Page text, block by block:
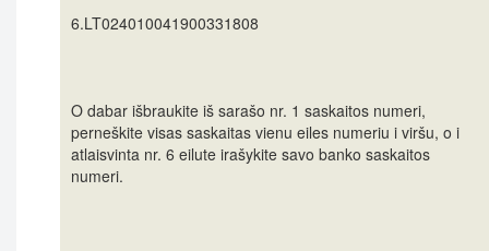
6.LT024010041900331808
O dabar išbraukite iš sarašo nr. 1 saskaitos numeri,
perneškite visas saskaitas vienu eiles numeriu i viršu, o i
atlaisvinta nr. 6 eilute irašykite savo banko saskaitos
numeri.